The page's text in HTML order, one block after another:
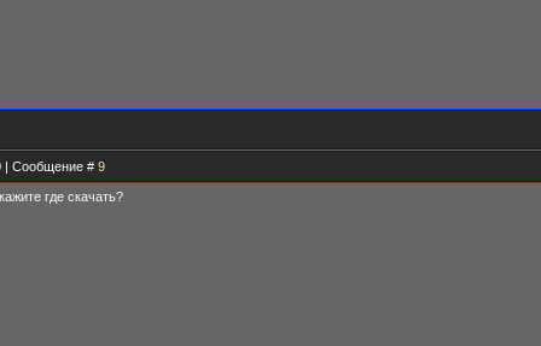
| Сообщение # 9
где скачать?